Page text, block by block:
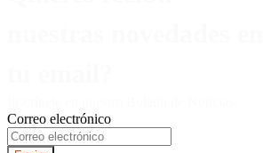
Correo electrónico